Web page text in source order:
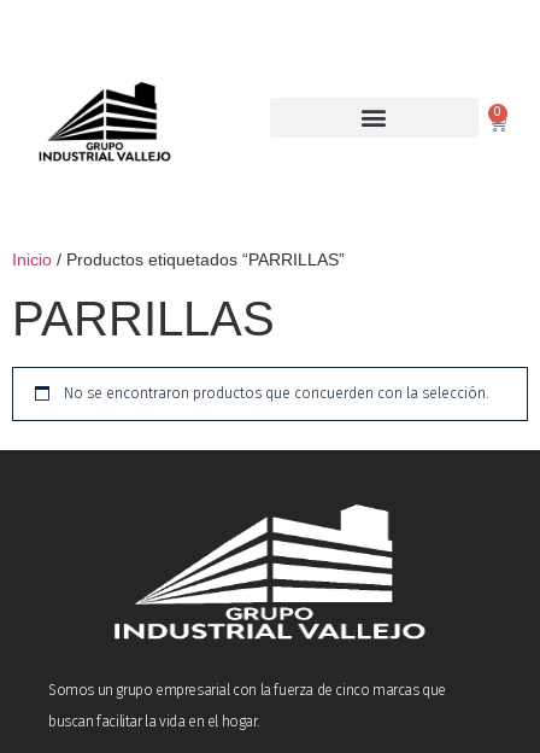
0
Inicio / Productos etiquetados “PARRILLAS”
PARRILLAS
No se encontraron productos que concuerden con la selección.
Somos un grupo empresarial con la fuerza de cinco marcas que
buscan facilitar la vida en el hogar.